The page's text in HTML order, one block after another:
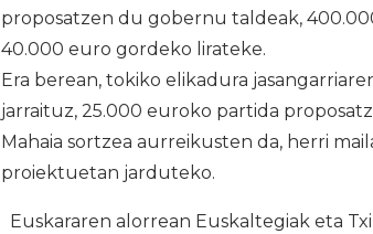
proposatzen du gobernu taldeak,
40.000 euro gordeko lirateke.
Era berean, tokiko elikadura
jarraituz, 25.000 euroko partida
Mahaia sortzea aurreikusten da, herri
proiektuetan jarduteko.
Euskararen alorrean Euskaltegiak eta